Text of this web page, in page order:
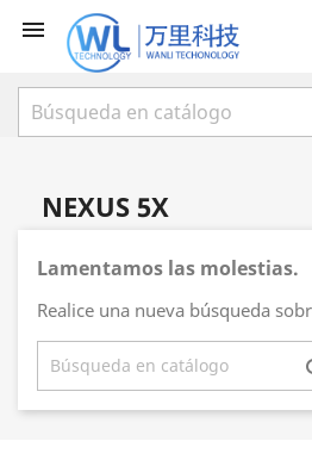

NEXUS 5X
Lamentamos las molestias.
Realice una nueva búsqueda